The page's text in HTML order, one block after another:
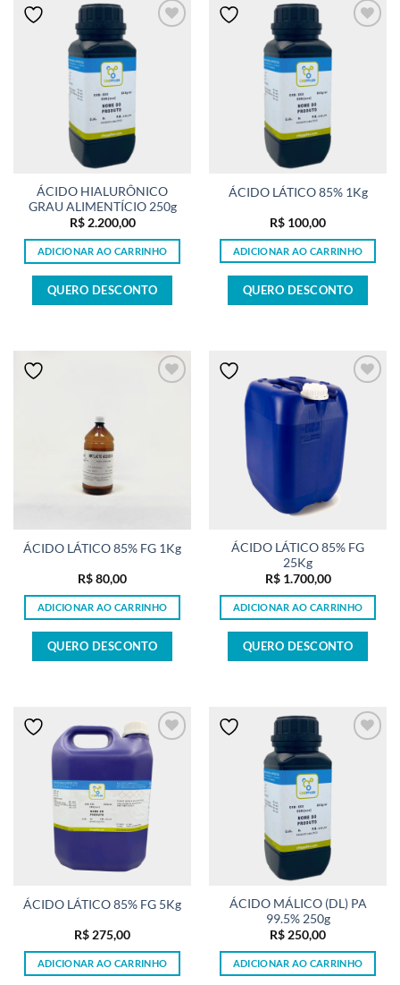
ÁCIDO HIALURÔNICO
GRAU ALIMENTÍCIO 250g
R$2.200,00
ADICIONAR AO CARRINHO
QUERO DESCONTO
ÁCIDO LÁTICO 85% 1Kg
R$ 100,00
ADICIONAR AO CARRINHO
QUERO DESCONTO
ÁCIDO LÁTICO 85% FG 1Kg
R$80,00
ADICIONAR AO CARRINHO
QUERO DESCONTO
ÁCIDO LÁTICO 85% FG
25Kg
R$1.700,00
ADICIONAR AO CARRINHO
QUERO DESCONTO
ÁCIDO LÁTICO 85% FG 5Kg
R$275,00
ADICIONAR AO CARRINHO
ÁCIDO MÁLICO (DL) PA
99.5% 250g
R$250,00
ADICIONAR AO CARRINHO